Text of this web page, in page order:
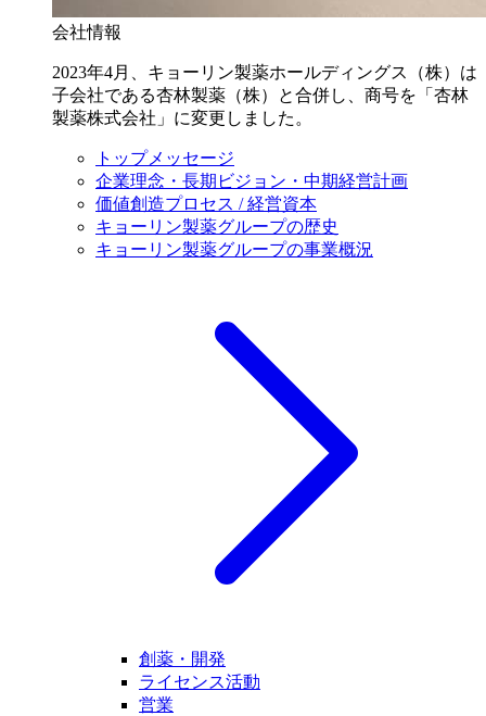
会社情報
2023年4月、キョーリン製薬ホールディングス（株）は
子会社である杏林製薬（株）と合併し、商号を「杏林
製薬株式会社」に変更しました。
トップメッセージ
企業理念・長期ビジョン・中期経営計画
価値創造プロセス / 経営資本
キョーリン製薬グループの歴史
キョーリン製薬グループの事業概況
創薬・開発
ライセンス活動
営業